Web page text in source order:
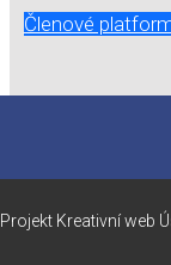
Členové
Projekt Kreativní web